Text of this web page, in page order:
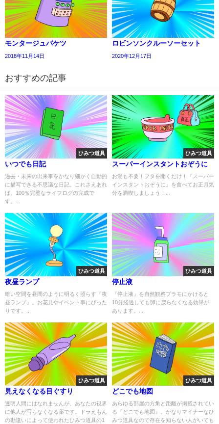
モンタージュバケツ
2018年11月14日
ロビンソンクルーソーセット
2020年12月17日
おすすめの記事
ひみつ道具
いつでも日記
過去・未来の出来事をかなり細かく自動的
に描写できる不思議な日記。これさえあれ
ば、100％完璧なライフログの完成で
す。...
ひみつ道具
スーパーインスタントおぞうに
お湯も不要！フタを開くだけ！『スーパー
インスタントおぞうに』を食べてお正月気
分を満喫しましょう！...
ひみつ道具
夜昼ランプ
暗い空間を昼間のように明るく照らす『夜
昼ランプ』。お花見やイベント事にぴった
りです。...
ひみつ道具
停止液
『停止液』を自然観察プラモにかけると
10分経過しても卵に戻らなくなる効果が
あります。...
ひみつ道具
見えなくなる目ぐすり
透明人間にはなれませんが、あなたの視界
に他人が写らなくなる薬です。ドラえもん
の勘違いによって使われたひみつ道具の1
ひみつ道具
どこでも地図
あらゆる部屋の方角と距離が掲載されてい
る『どこでも地図』。かなりマイナーなひ
みつ道具なので存在を知らない人がいても